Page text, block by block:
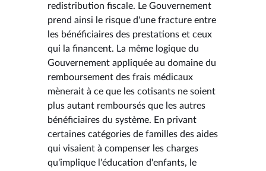
redistribution fiscale. Le Gouvernement
prend ainsi le risque d'une fracture entre
les bénéficiaires des prestations et ceux
qui la financent. La même logique du
Gouvernement appliquée au domaine du
remboursement des frais médicaux
mènerait à ce que les cotisants ne soient
plus autant remboursés que les autres
bénéficiaires du système. En privant
certaines catégories de familles des aides
qui visaient à compenser les charges
qu'implique l'éducation d'enfants, le